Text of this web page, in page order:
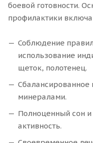
боевой готовности.
профилактики
Соблюдение
использование
щеток, полотенец.
Сбалансированное
минералами.
Полноценный сон
активность.